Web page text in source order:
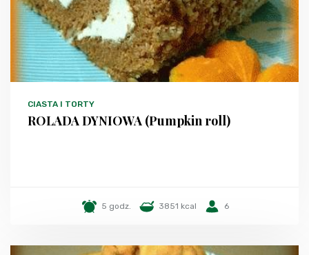
CIASTA I TORTY
ROLADA DYNIOWA (Pumpkin roll)
5 godz. 3851 kcal 6